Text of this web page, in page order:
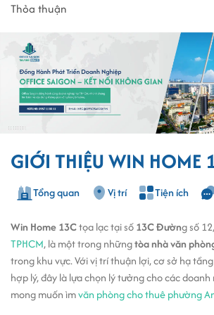
Thỏa thuận
GIỚI THIỆU WIN HOME
Tổng quan Vị trí Tiện ích
Win Home 13Ctọa lạc tại số13C Đường số 12,
TPHCM, là một trong nhữngtòa nhà văn
trong khu vực. Với vị trí thuận lợi, cơ sở hạ
hợp lý, đây là lựa chọn lý tưởng cho các
mong muốn ìmvăn phòng cho thuê phường